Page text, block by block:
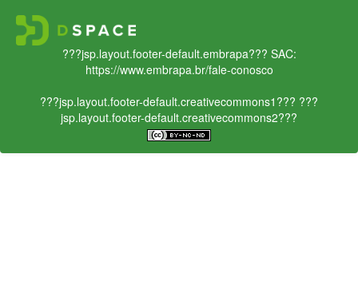
???jsp.layout.footer-default.embrapa??? SAC:
https://www.embrapa.br/fale-conosco
???jsp.layout.footer-default.creativecommons1??? ???
jsp.layout.footer-default.creativecommons2???